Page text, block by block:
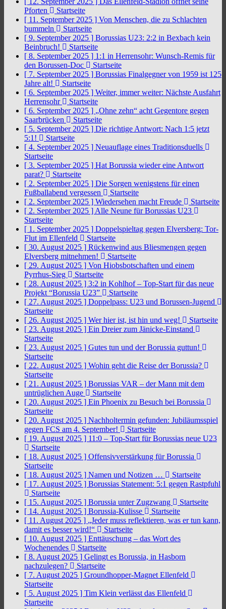
Pforten
Startseite
[ 11. September 2025 ] Von Menschen, die zu Schlachten
bummeln
Startseite
[ 9. September 2025 ] Borussias U23: 2:2 in Bexbach kein
Beinbruch!
Startseite
[ 8. September 2025 ] 1:1 in Herrensohr: Wunsch-Remis für
den Borussen-Doc
Startseite
[ 7. September 2025 ] Borussias Finalgegner von 1959 ist 125
Jahre alt!
Startseite
[ 6. September 2025 ] Weiter, immer weiter: Nächste Ausfahrt
Herrensohr
Startseite
[ 6. September 2025 ] „Ohne zehn“ acht Gegentore gegen
Saarbrücken
Startseite
[ 5. September 2025 ] Die richtige Antwort: Nach 1:5 jetzt
5:1!
Startseite
[ 4. September 2025 ] Neuauflage eines Traditionsduells
Startseite
[ 3. September 2025 ] Hat Borussia wieder eine Antwort
parat?
Startseite
[ 2. September 2025 ] Die Sorgen wenigstens für einen
Fußballabend vergessen
Startseite
[ 2. September 2025 ] Wiedersehen macht Freude
Startseite
[ 2. September 2025 ] Alle Neune für Borussias U23
Startseite
[ 1. September 2025 ] Doppelspieltag gegen Elversberg: Tor-
Flut im Ellenfeld
Startseite
[ 30. August 2025 ] Rückenwind aus Bliesmengen gegen
Elversberg mitnehmen!
Startseite
[ 29. August 2025 ] Von Hiobsbotschaften und einem
Pyrrhus-Sieg
Startseite
[ 28. August 2025 ] 3:2 in Kohlhof – Top-Start für das neue
Projekt “Borussia U23”
Startseite
[ 27. August 2025 ] Doppelpass: U23 und Borussen-Jugend
Startseite
[ 26. August 2025 ] Wer hier ist, ist hin und weg!
Startseite
[ 23. August 2025 ] Ein Dreier zum Jänicke-Einstand
Startseite
[ 23. August 2025 ] Gutes tun und der Borussia guttun!
Startseite
[ 22. August 2025 ] Wohin geht die Reise der Borussia?
Startseite
[ 21. August 2025 ] Borussias VAR – der Mann mit dem
untrüglichen Auge
Startseite
[ 20. August 2025 ] Ein Phoenix zu Besuch bei Borussia
Startseite
[ 20. August 2025 ] Nachholtermin gefunden: Jubiläumsspiel
gegen FCS am 4. September!
Startseite
[ 19. August 2025 ] 11:0 – Top-Start für Borussias neue U23
Startseite
[ 18. August 2025 ] Offensivverstärkung für Borussia
Startseite
[ 18. August 2025 ] Namen und Notizen …
Startseite
[ 17. August 2025 ] Borussias Statement: 5:1 gegen Rastpfuhl
Startseite
[ 15. August 2025 ] Borussia unter Zugzwang
Startseite
[ 14. August 2025 ] Borussia-Kulisse
Startseite
[ 11. August 2025 ] „Jeder muss reflektieren, was er tun kann,
damit es besser wird!“
Startseite
[ 10. August 2025 ] Enttäuschung – das Wort des
Wochenendes
Startseite
[ 8. August 2025 ] Gelingt es Borussia, in Hasborn
nachzulegen?
Startseite
[ 7. August 2025 ] Groundhopper-Magnet Ellenfeld
Startseite
[ 5. August 2025 ] Tim Klein verlässt das Ellenfeld
Startseite